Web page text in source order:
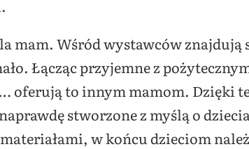
mam. Wśród wystawców znajdują
Łącząc przyjemne z
oferują to innym mamom. Dzięki
stworzone z myślą o
w końcu dzieciom